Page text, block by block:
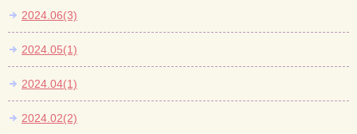
2024.06(3)
2024.05(1)
2024.04(1)
2024.02(2)